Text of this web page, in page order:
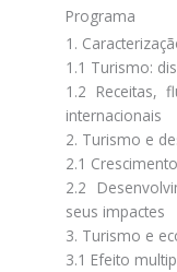
Programa
1.
1.1 Turismo:
1.2 Receitas,
internacionais
2. Turismo e
2.1
2.2
seus impactes
3. Turismo e
3.1 Efeito